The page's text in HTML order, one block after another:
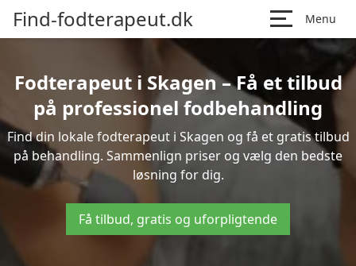
Find-fodterapeut.dk Menu
Fodterapeut i Skagen – Få et tilbud
på professionel fodbehandling
Find din lokale fodterapeut i Skagen og få et gratis tilbud
på behandling. Sammenlign priser og vælg den bedste
løsning for dig.
Få tilbud, gratis og uforpligtende